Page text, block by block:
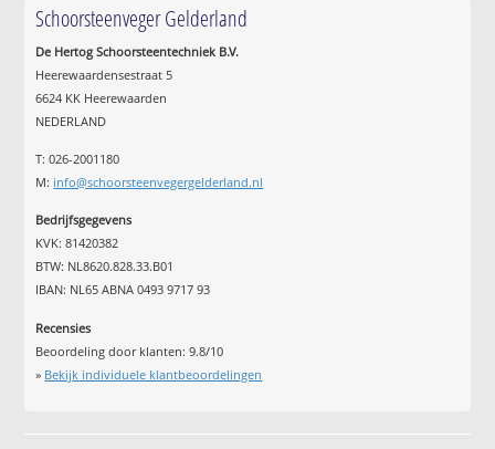
Schoorsteenveger Gelderland
De Hertog Schoorsteentechniek B.V.
Heerewaardensestraat 5
6624 KK Heerewaarden
NEDERLAND
T: 026-2001180
M: info@schoorsteenvegergelderland.nl
Bedrijfsgegevens
KVK: 81420382
BTW: NL8620.828.33.B01
IBAN: NL65 ABNA 0493 9717 93
Recensies
Beoordeling door klanten:9.8/10
» Bekijk individuele klantbeoordelingen